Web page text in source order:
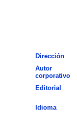
Dirección
Autor
corporativo
Editorial
Idioma